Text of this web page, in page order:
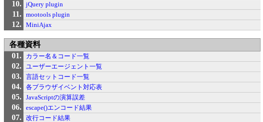
jQuery plugin
mootools plugin
MiniAjax
各種資料
カラー名＆コード一覧
ユーザーエージェント一覧
言語セットコード一覧
各ブラウザイベント対応表
JavaScriptの演算誤差
escape()エンコード結果
改行コード結果